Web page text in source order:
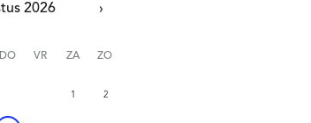
2026 ›
DO VR ZA ZO
1 2